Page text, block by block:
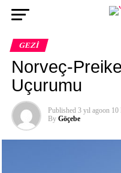
GEZI
Norveç-
Uçurumu
Published 3 yıl agoon 10
By Göçebe